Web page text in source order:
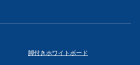
脚付きホワイトボード